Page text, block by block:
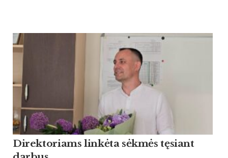
Direktoriams linkėta sėkmės tęsiant